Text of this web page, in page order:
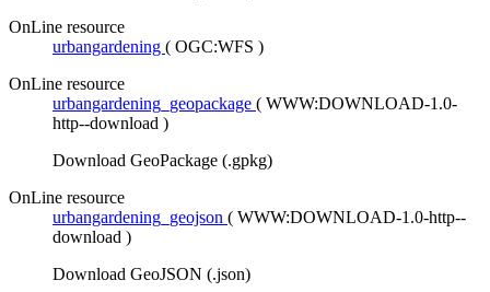
OnLine resource
urbangardening ( OGC:WFS )
OnLine resource
urbangardening_geopackage ( WWW:DOWNLOAD-1.0-
http--download )
Download GeoPackage (.gpkg)
OnLine resource
urbangardening_geojson ( WWW:DOWNLOAD-1.0-http--
download )
Download GeoJSON (.json)